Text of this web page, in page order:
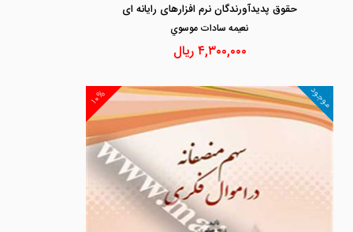
حقوق پدیدآورندگان نرم افزارهای رایانه ای
نعيمه سادات موسوي
۴,۳۰۰,۰۰۰ریال
۱۰% موجود